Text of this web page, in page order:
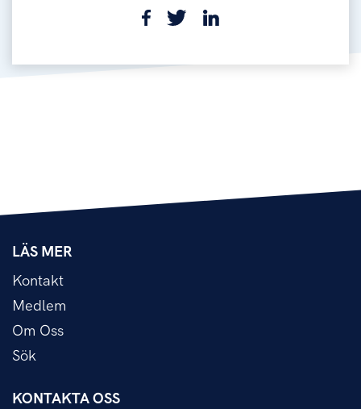
LÄS MER
Kontakt
Medlem
Om Oss
Sök
KONTAKTA OSS